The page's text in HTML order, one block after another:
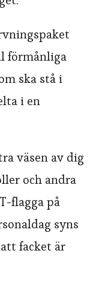
förmånliga
ska stå i
i en
väsen av dig
och andra
flagga på
syns
facket är